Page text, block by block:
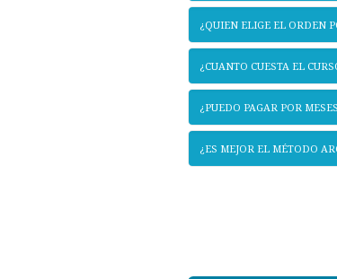
¿QUIEN ELIGE EL ORDEN
¿CUANTO CUESTA EL
¿PUEDO PAGAR POR
¿ES MEJOR EL MÉTODO